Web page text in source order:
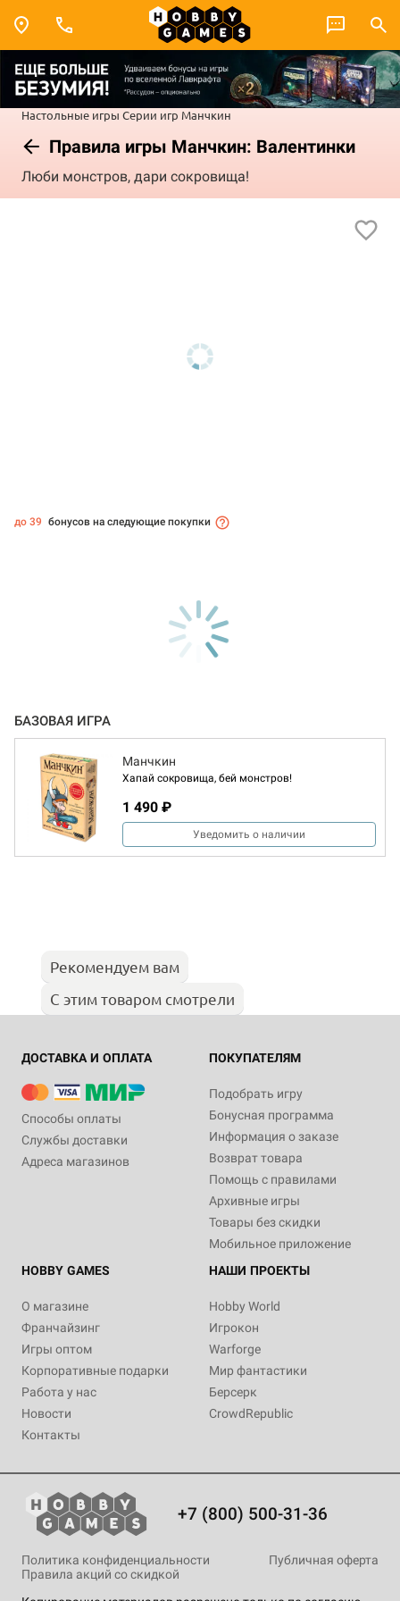
Настольные игры Серии игр Манчкин
Правила игры Манчкин: Валентинки
Люби монстров, дари сокровища!
до 39 бонусов на следующие покупки
БАЗОВАЯ ИГРА
Манчкин
Хапай сокровища, бей монстров!
1 490 ₽
Уведомить о наличии
Рекомендуем вам
С этим товаром смотрели
ДОСТАВКА И ОПЛАТА
Способы оплаты
Службы доставки
Адреса магазинов
ПОКУПАТЕЛЯМ
Подобрать игру
Бонусная программа
Информация о заказе
Возврат товара
Помощь с правилами
Архивные игры
Товары без скидки
Мобильное приложение
HOBBY GAMES
О магазине
Франчайзинг
Игры оптом
Корпоративные подарки
Работа у нас
Новости
Контакты
НАШИ ПРОЕКТЫ
Hobby World
Игрокон
Warforge
Мир фантастики
Берсерк
CrowdRepublic
+7 (800) 500-31-36
Политика конфиденциальности
Публичная оферта
Правила акций со скидкой